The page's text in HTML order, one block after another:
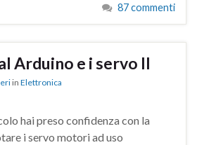
87 commenti
Arduino e i servo II
in Elettronica
hai preso confidenza con la
i servo motori ad uso